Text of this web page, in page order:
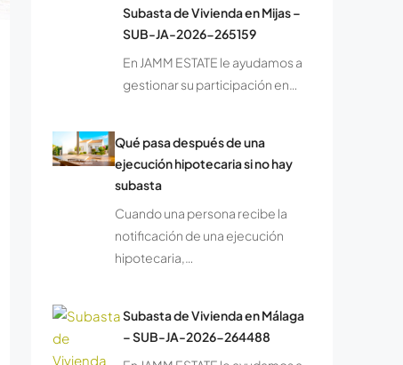
Subasta de Vivienda en Mijas –
SUB-JA-2026-265159
En JAMM ESTATE le ayudamos a
gestionar su participación en…
Qué pasa después de una
ejecución hipotecaria si no hay
subasta
Cuando una persona recibe la
notificación de una ejecución
hipotecaria,…
Subasta de Vivienda en Málaga
– SUB-JA-2026-264488